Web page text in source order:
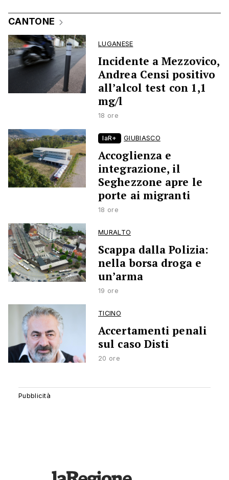
CANTONE
LUGANESE
Incidente a Mezzovico,
Andrea Censi positivo
all’alcol test con 1,1
mg/l
18 ore
laR+ GIUBIASCO
Accoglienza e
integrazione, il
Seghezzone apre le
porte ai migranti
18 ore
MURALTO
Scappa dalla Polizia:
nella borsa droga e
un’arma
19 ore
TICINO
Accertamenti penali
sul caso Disti
20 ore